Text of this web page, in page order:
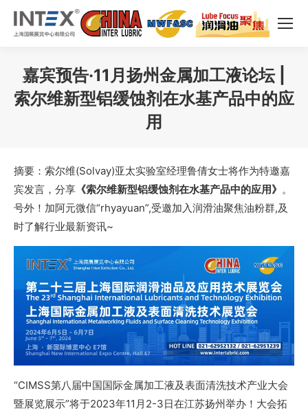
嘉宾预告·11月扬州金属加工液论坛 |
索尔维新型铝缓蚀剂在水基产品中的应
用
摘要：索尔维(Solvay)亚太实验室经理鲁倩女士将作为特邀嘉
宾发言，分享 《索尔维新型铝缓蚀剂在水基产品中的应用》 。
号外！加阿元微信“rhyayuan”,受邀加入润滑油聚焦油粉群,及
时了解行业最新资讯~
“CIMSS第八届中国国际金属加工液及表面清洗技术产业大会
暨展览展示”将于2023年11月2-3日在江苏扬州举办！大会拓